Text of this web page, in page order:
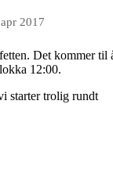
2017
Det kommer til
12:00.
starter trolig rundt